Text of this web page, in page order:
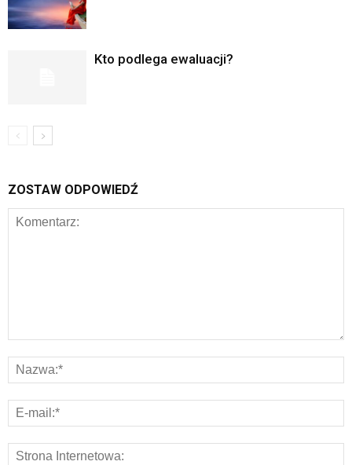
Kto podlega ewaluacji?
ZOSTAW ODPOWIEDŹ